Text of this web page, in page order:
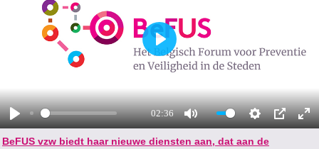
P
L
02:36
M
U
S
E
P
E
P
L
Y
BeFUS vzw biedt haar nieuwe diensten aan, dat aan de